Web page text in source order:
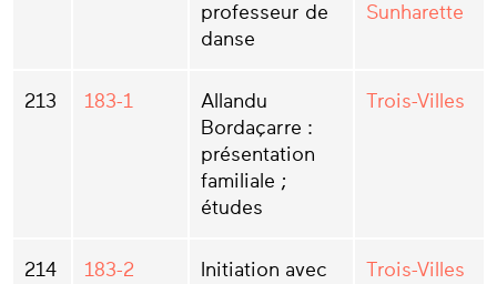
professeur de
danse
Sunharette
213 183-1
Allandu
Bordaçarre :
présentation
familiale ;
études
Trois-Villes
214 183-2
Initiation avec
Trois-Villes